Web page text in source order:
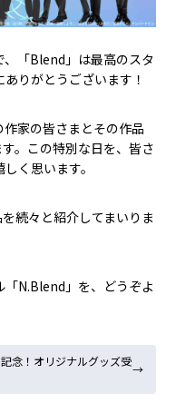
「Blend」は最高のスタ
りがとうございます！
家の皆さまとその作品
。この特別な日を、皆さ
く思います。
続々と紹介してまいりま
N.Blend」を、どうぞよ
記念！オリジナルグッズ受
→